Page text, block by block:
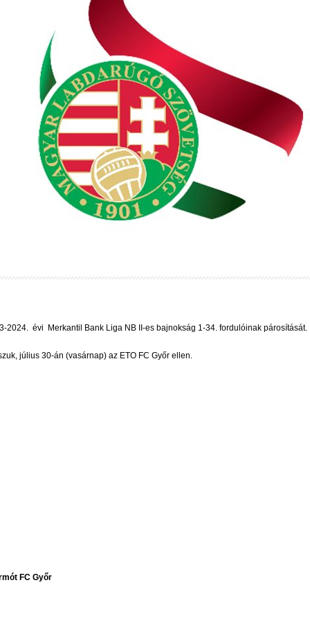
2024. évi Merkantil Bank Liga NB II-es bajnokság 1-34. fordulóinak párosítását.
július 30-án (vasárnap) az ETO FC Győr ellen.
FC Győr